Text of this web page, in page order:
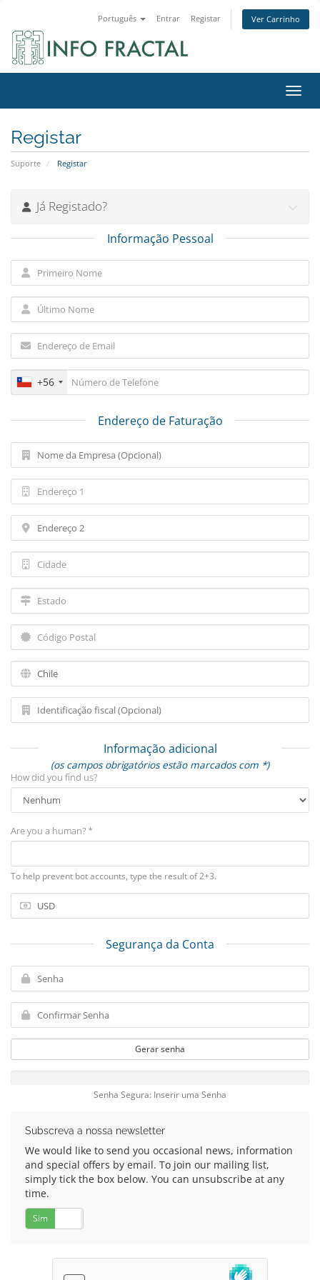
Português Entrar Registar Ver Carrinho
Registar
Suporte Registar
Já Registado?
Informação Pessoal
+56
Endereço de Faturação
Informação adicional
(os campos obrigatórios estão marcados com *)
How did you find us?
Are you a human? *
To help prevent bot accounts, type the result of 2+3.
Segurança da Conta
Gerar senha
Senha Segura: Inserir uma Senha
Subscreva a nossa newsletter
We would like to send you occasional news, information
and special offers by email. To join our mailing list,
simply tick the box below. You can unsubscribe at any
time.
Sim